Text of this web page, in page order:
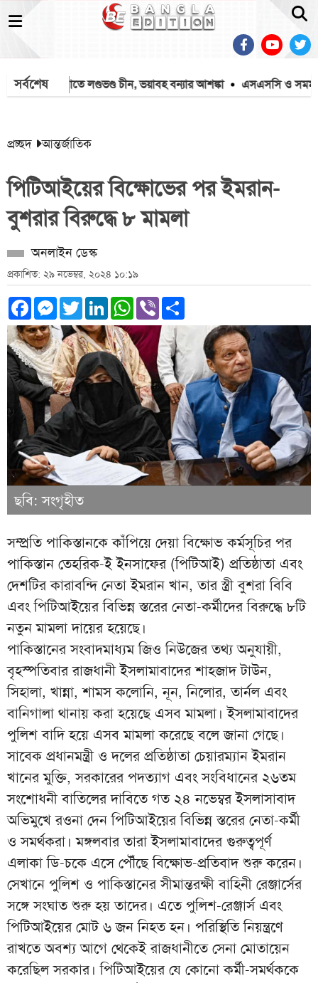
সর্বশেষ
আঘাতে লণ্ডভণ্ড চীন, ভয়াবহ বন্যার আশঙ্কা এসএসসি ও সমমানের
প্রচ্ছদ আন্তর্জাতিক
পিটিআইয়ের বিক্ষোভের পর ইমরান-
বুশরার বিরুদ্ধে ৮ মামলা
অনলাইন ডেস্ক
প্রকাশিত: ২৯ নভেম্বর, ২০২৪ ১০:১৯
Facebook
Messenger
TwitterLinkedInWhatsApp
Viber
ছবি: সংগৃহীত
সম্প্রতি পাকিস্তানকে কাঁপিয়ে দেয়া বিক্ষোভ কর্মসূচির পর
পাকিস্তান তেহরিক-ই ইনসাফের (পিটিআই) প্রতিষ্ঠাতা এবং
দেশটির কারাবন্দি নেতা ইমরান খান, তার স্ত্রী বুশরা বিবি
এবং পিটিআইয়ের বিভিন্ন স্তরের নেতা-কর্মীদের বিরুদ্ধে ৮টি
নতুন মামলা দায়ের হয়েছে।
পাকিস্তানের সংবাদমাধ্যম জিও নিউজের তথ্য অনুযায়ী,
বৃহস্পতিবার রাজধানী ইসলামাবাদের শাহজাদ টাউন,
সিহালা, খান্না, শামস কলোনি, নূন, নিলোর, তার্নল এবং
বানিগালা থানায় করা হয়েছে এসব মামলা। ইসলামাবাদের
পুলিশ বাদি হয়ে এসব মামলা করেছে বলে জানা গেছে।
সাবেক প্রধানমন্ত্রী ও দলের প্রতিষ্ঠাতা চেয়ারম্যান ইমরান
খানের মুক্তি, সরকারের পদত্যাগ এবং সংবিধানের ২৬তম
সংশোধনী বাতিলের দাবিতে গত ২৪ নভেম্বর ইসলাসাবাদ
অভিমুখে রওনা দেন পিটিআইয়ের বিভিন্ন স্তরের নেতা-কর্মী
ও সমর্থকরা। মঙ্গলবার তারা ইসলামাবাদের গুরুত্বপূর্ণ
এলাকা ডি-চকে এসে পৌঁছে বিক্ষোভ-প্রতিবাদ শুরু করেন।
সেখানে পুলিশ ও পাকিস্তানের সীমান্তরক্ষী বাহিনী রেঞ্জার্সের
সঙ্গে সংঘাত শুরু হয় তাদের। এতে পুলিশ-রেঞ্জার্স এবং
পিটিআইয়ের মোট ৬ জন নিহত হন। পরিস্থিতি নিয়ন্ত্রণে
রাখতে অবশ্য আগে থেকেই রাজধানীতে সেনা মোতায়েন
করেছিল সরকার। পিটিআইয়ের যে কোনো কর্মী-সমর্থককে